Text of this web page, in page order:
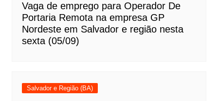
Vaga de emprego para Operador De
Portaria Remota na empresa GP
Nordeste em Salvador e região nesta
sexta (05/09)
Salvador e Região (BA)